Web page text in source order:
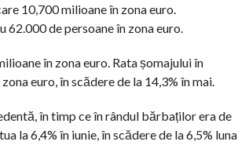
10,700 milioane în zona euro.
62.000 de persoane în zona euro.
în zona euro. Rata șomajului în
euro, în scădere de la 14,3% în mai.
în timp ce în rândul bărbaților era de
la 6,4% în iunie, în scădere de la 6,5% luna